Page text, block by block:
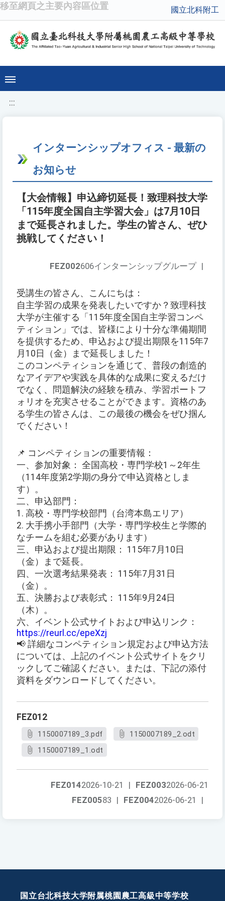
移至網頁之主要內容區位置 國立北科附工
:::
インターンシップオフィス - 最新の
お知らせ
【大会情報】申込締切延長！致理科技大学
「115年度全国自主学習大会」は7月10日
まで延長されました。学生の皆さん、ぜひ
挑戦してください！
FEZ002606インターンシップグループ |
受講生の皆さん、こんにちは：
自主学習の成果を発表したいですか？致理科技
大学が主催する「115年度全国自主学習コンペ
ティション」では、皆様により十分な準備期間
を提供するため、申込および提出期限を115年7
月10日（金）まで延長しました！
このコンペティションを通じて、普段の創造的
なアイデアや実践を具体的な成果に変えるだけ
でなく、問題解決の経験を積み、学習ポートフ
ォリオを充実させることができます。資格のあ
る学生の皆さんは、この最後の機会をぜひ掴ん
でください！
📌 コンペティションの重要情報：
一、参加対象： 全国高校・専門学校1～2年生
（114年度第2学期の身分で申込資格としま
す）。
二、申込部門：
1. 高校・専門学校部門（台湾本島エリア）
2. 大手携小手部門（大学・専門学校生と学際的
なチームを組む必要があります）
三、申込および提出期限： 115年7月10日
（金）まで延長。
四、一次選考結果発表： 115年7月31日
（金）。
五、決勝および表彰式： 115年9月24日
（木）。
六、イベント公式サイトおよび申込リンク：
https://reurl.cc/epeXzj
📢 詳細なコンペティション規定および申込方法
については、上記のイベント公式サイトをクリ
ックしてご確認ください。または、下記の添付
資料をダウンロードしてください。
FEZ012
1150007189_3.pdf
1150007189_2.odt
1150007189_1.odt
FEZ0032026-06-21
FEZ0142026-10-21
|
FEZ0042026-06-21 |
FEZ00583 |
国立台北科技大学附属桃園農工高級中等学校